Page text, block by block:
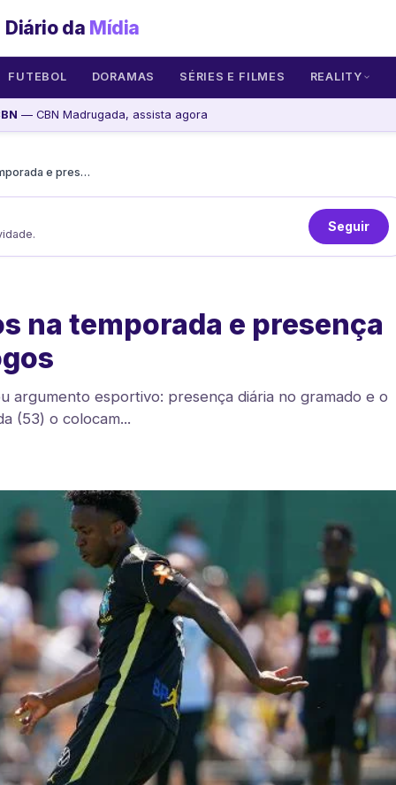
Diário da Mídia
FUTEBOL DORAMAS SÉRIES E FILMES REALITY
— CBN Madrugada, assista agora
Vini Júnior: 53 jogos na temporada e presença diária que decide jogos
Seguir
na temporada e presença
esportivo: presença diária no gramado e o
(53) o colocam...